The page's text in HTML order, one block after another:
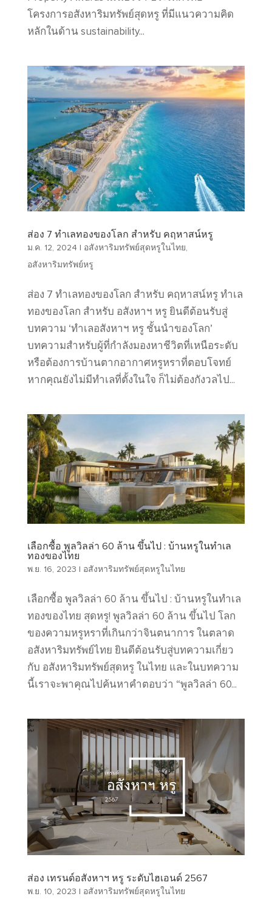
โครงการอสังหาริมทรัพย์สุดหรู ที่มีแนวความคิด
หลักในด้าน sustainability...
ส่อง 7 ทำเลทองของโลก สำหรับ คฤหาสน์หรู
ม.ค. 12, 2024 | อสังหาริมทรัพย์สุดหรูในไทย,
อสังหาริมทรัพย์หรู
ส่อง 7 ทำเลทองของโลก สำหรับ คฤหาสน์หรู ทำเล
ทองของโลก สำหรับ อสังหาฯ หรู ยินดีต้อนรับสู่
บทความ ‘ทำเลอสังหาฯ หรู ชั้นนำของโลก’
บทความสำหรับผู้ที่กำลังมองหาชีวิตที่เหนือระดับ
หรือต้องการบ้านตากอากาศหรูหราที่ตอบโจทย์
หากคุณยังไม่มีทำเลที่ตั้งในใจ ก็ไม่ต้องกังวลไป...
เลือกซื้อ พูลวิลล่า 60 ล้าน ขึ้นไป : บ้านหรูในทำเล
ทองของไทย
พ.ย. 16, 2023 | อสังหาริมทรัพย์สุดหรูในไทย
เลือกซื้อ พูลวิลล่า 60 ล้าน ขึ้นไป : บ้านหรูในทำเล
ทองของไทย สุดหรู! พูลวิลล่า 60 ล้าน ขึ้นไป โลก
ของความหรูหราที่เกินกว่าจินตนาการ ในตลาด
อสังหาริมทรัพย์ไทย ยินดีต้อนรับสู่บทความเกี่ยว
กับ อสังหาริมทรัพย์สุดหรู ในไทย และในบทความ
นี้เราจะพาคุณไปค้นหาคำตอบว่า “พูลวิลล่า 60...
ส่อง เทรนด์อสังหาฯ หรู ระดับไฮเอนด์ 2567
พ.ย. 10, 2023 | อสังหาริมทรัพย์สุดหรูในไทย